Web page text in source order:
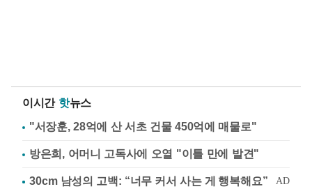
이시간 핫뉴스
"서장훈, 28억에 산 서초 건물 450억에 매물로"
방은희, 어머니 고독사에 오열 "이틀 만에 발견"